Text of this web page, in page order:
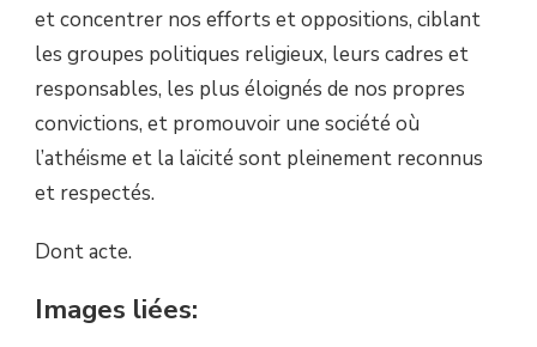
et concentrer nos efforts et oppositions, ciblant
les groupes politiques religieux, leurs cadres et
responsables, les plus éloignés de nos propres
convictions, et promouvoir une société où
l’athéisme et la laïcité sont pleinement reconnus
et respectés.
Dont acte.
Images liées: